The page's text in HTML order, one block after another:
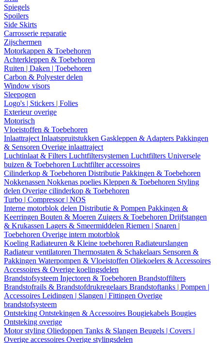
Spiegels
Spoilers
Side Skirts
Carrosserie reparatie
Zijschermen
Motorkappen & Toebehoren
Achterkleppen & Toebehoren
Ruiten | Daken | Toebehoren
Carbon & Polyester delen
Window visors
Sleepogen
Logo's | Stickers | Folies
Exterieur overige
Motorisch
Vloeistoffen & Toebehoren
Inlaattraject Inlaatspruitstukken Gaskleppen & Adapters Pakkingen
& Sensoren Overige inlaattraject
Luchtinlaat & Filters Luchtfiltersystemen Luchtfilters Universele
buizen & Toebehoren Luchtfilter accessoires
Cilinderkop & Toebehoren Distributie Pakkingen & Toebehoren
Nokkenassen Nokkenas poelies Kleppen & Toebehoren Styling
delen Overige cilinderkop & Toebehoren
Turbo | Compressor | NOS
Interne motorblok delen Distributie & Pompen Pakkingen &
Keerringen Bouten & Moeren Zuigers & Toebehoren Drijfstangen
& Krukassen Lagers & Smeermiddelen Riemen | Snaren |
Toebehoren Overige intern motorblok
Koeling Radiateuren & Kleine toebehoren Radiateurslangen
Radiateur ventilatoren Thermostaten & Schakelaars Sensoren &
Pakkingen Waterpompen & Vloeistoffen Oliekoelers & Accessoires
Accessoires & Overige koelingsdelen
Brandstofsysteem Injectoren & Toebehoren Brandstoffilters
Brandstofrails & Brandstofdrukregelaars Brandstoftanks | Pompen |
Accessoires Leidingen | Slangen | Fittingen Overige
brandstofsysteem
Ontsteking Ontstekingen & Accessoires Bougiekabels Bougies
Ontsteking overige
Motor styling Oliedoppen Tanks & Slangen Beugels | Covers |
Overige accessoires Overige stylingsdelen